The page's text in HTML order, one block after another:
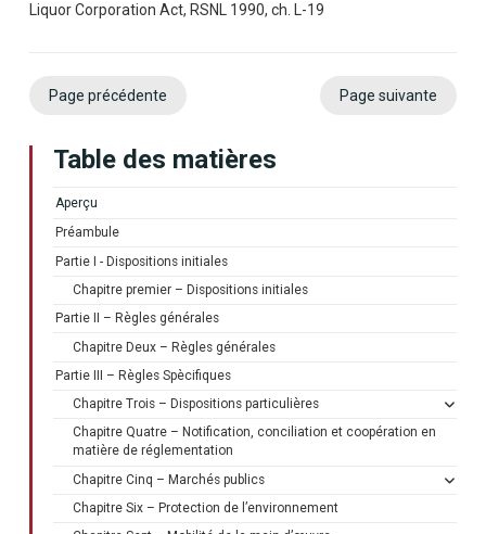
Liquor Corporation Act, RSNL 1990, ch. L-19
Page précédente Page suivante
Table des matières
Aperçu
Préambule
Partie I - Dispositions initiales
Chapitre premier – Dispositions initiales
Partie II – Règles générales
Chapitre Deux – Règles générales
Partie III – Règles Spècifiques
Chapitre Trois – Dispositions particulières
Chapitre Quatre – Notification, conciliation et coopération en
matière de réglementation
Chapitre Cinq – Marchés publics
Chapitre Six – Protection de l’environnement